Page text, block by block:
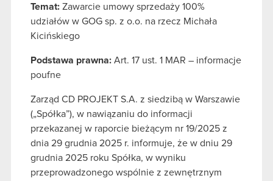
Temat: Zawarcie umowy sprzedaży 100%
udziałów w GOG sp. z o.o. na rzecz Michała
Kicińskiego
Podstawa prawna: Art. 17 ust. 1 MAR – informacje
poufne
Zarząd CD PROJEKT S.A. z siedzibą w Warszawie
(„Spółka”), w nawiązaniu do informacji
przekazanej w raporcie bieżącym nr 19/2025 z
dnia 29 grudnia 2025 r. informuje, że w dniu 29
grudnia 2025 roku Spółka, w wyniku
przeprowadzonego wspólnie z zewnętrznym